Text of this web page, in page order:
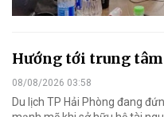
Hướng tới trung
08/08/2026 03:58
Du lịch TP Hải Phòng đang